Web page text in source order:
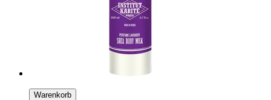
Warenkorb